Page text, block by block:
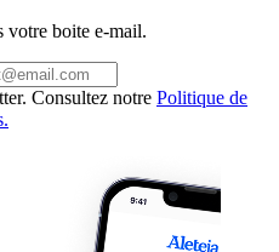
votre boite e-mail.
Consultez notre Politique de